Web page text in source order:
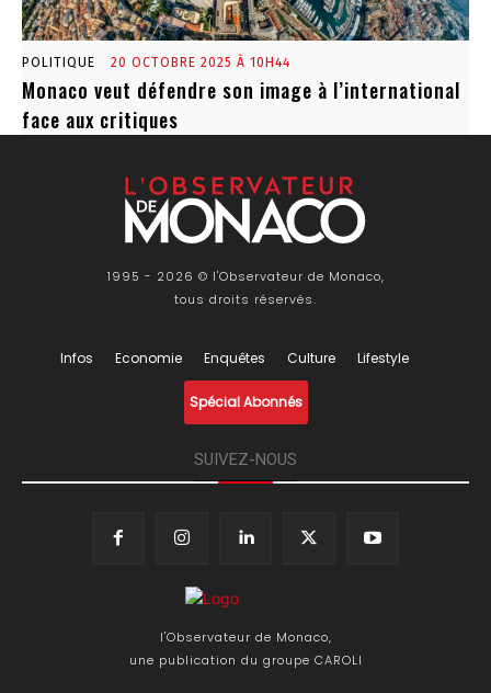
POLITIQUE 20 OCTOBRE 2025 À 10H44
Monaco veut défendre son image à l’international
face aux critiques
1995 - 2026 © l'Observateur de Monaco,
tous droits réservés.
Infos Economie Enquêtes Culture Lifestyle
Spécial Abonnés
SUIVEZ-NOUS
l'Observateur de Monaco,
une publication du groupe CAROLI